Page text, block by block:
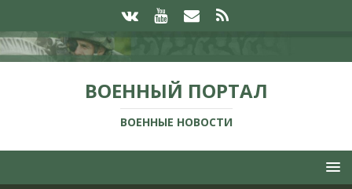
ВОЕННЫЙ ПОРТАЛ
ВОЕННЫЕ НОВОСТИ